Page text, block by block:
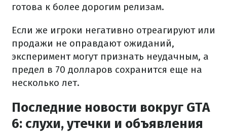
готова к более дорогим релизам.
Если же игроки негативно отреагируют или
продажи не оправдают ожиданий,
эксперимент могут признать неудачным, а
предел в 70 долларов сохранится еще на
несколько лет.
Последние новости вокруг GTA
6: слухи, утечки и объявления